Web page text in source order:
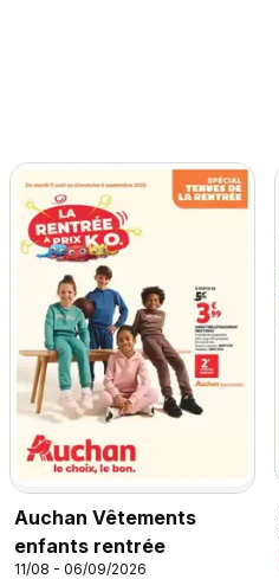
Auchan Vêtements
enfants rentrée
11/08 - 06/09/2026